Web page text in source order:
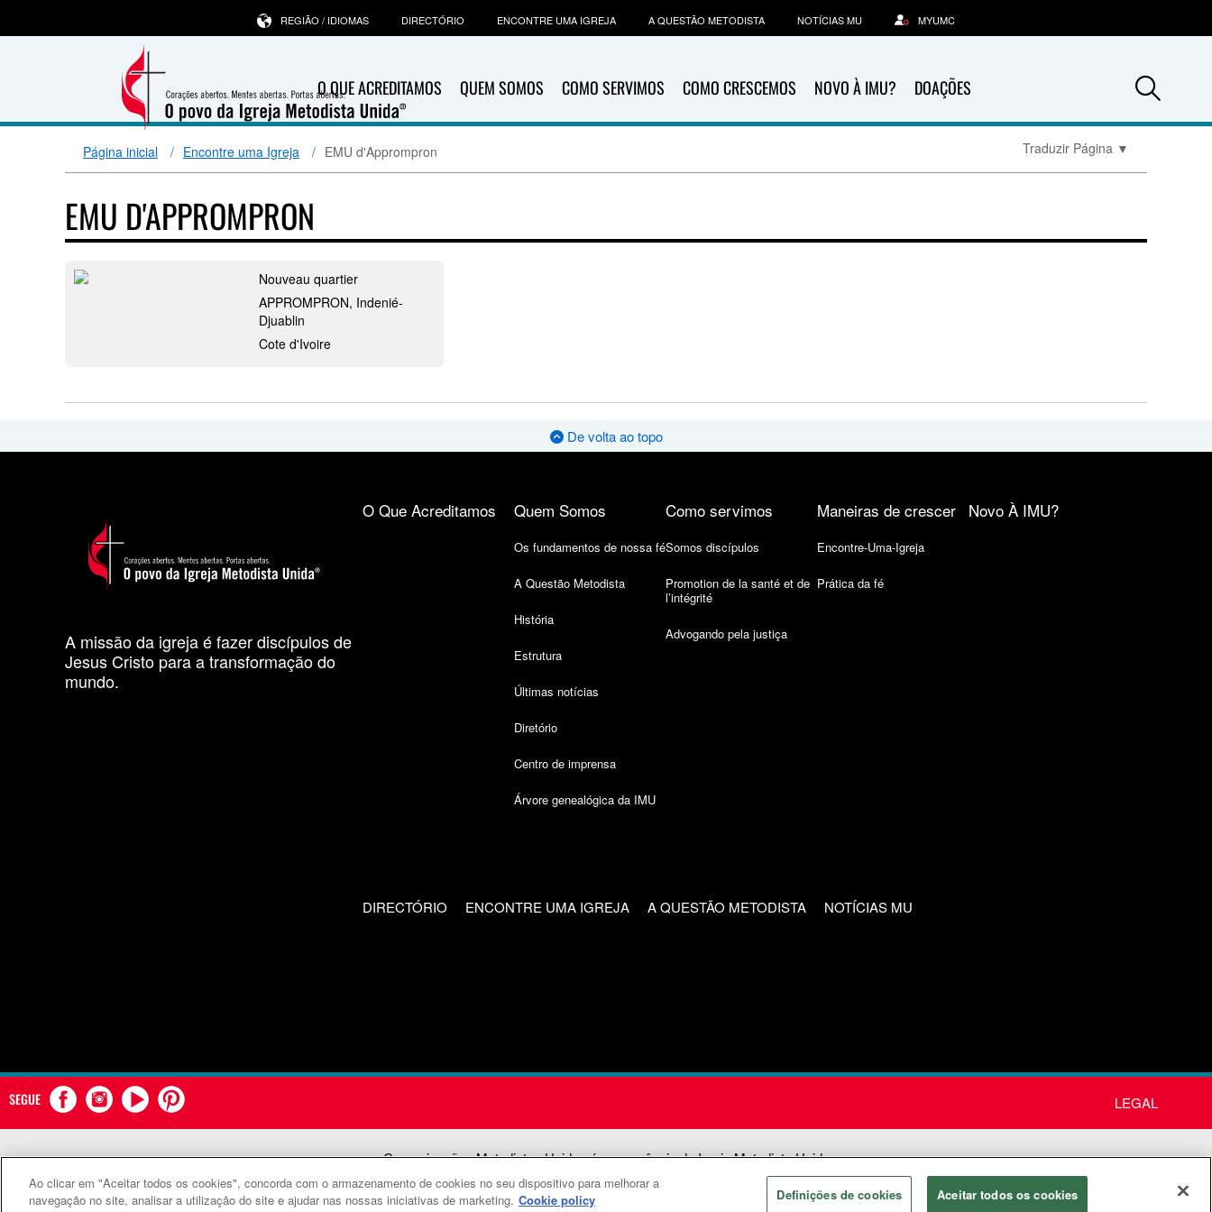
O QUE ACREDITAMOS QUEM SOMOS COMO SERVIMOS COMO CRESCEMOS NOVO À IMU? DOAÇÕES
REGIÃO / IDIOMAS DIRECTÓRIO ENCONTRE UMA IGREJA A QUESTÃO METODISTA NOTÍCIAS MU MYUMC
Página inicial Encontre uma Igreja EMU d'Apprompron Traduzir Página ▼
EMU D'APPROMPRON
Nouveau quartier
APPROMPRON, Indenié-
Djuablin
Cote d'Ivoire
De volta ao topo
A missão da igreja é fazer discípulos de
Jesus Cristo para a transformação do
mundo.
O Que Acreditamos Quem Somos
Os fundamentos de nossa fé
A Questão Metodista
História
Estrutura
Últimas notícias
Diretório
Centro de imprensa
Árvore genealógica da IMU
Como servimos
Somos discípulos
Promotion de la santé et de
l’intégrité
Advogando pela justiça
Maneiras de crescer
Encontre-Uma-Igreja
Prática da fé
Novo À IMU?
DIRECTÓRIO ENCONTRE UMA IGREJA A QUESTÃO METODISTA NOTÍCIAS MU
SEGUE LEGAL
Comunicações Metodistas Unidas é uma agência da Igreja Metodista Unida
©2026Comunicações Metodistas Unidas. Todos os direitos reservados
Ao clicar em "Aceitar todos os cookies", concorda com o armazenamento de cookies no seu dispositivo para melhorar a
navegação no site, analisar a utilização do site e ajudar nas nossas iniciativas de marketing. Cookie policy Definições de cookies Aceitar todos os cookies